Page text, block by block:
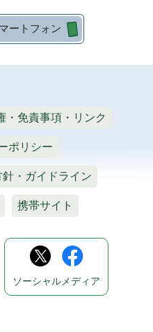
ートフォン
・免責事項・リンク
ポリシー
・ガイドライン
携帯サイト
ソーシャルメディア